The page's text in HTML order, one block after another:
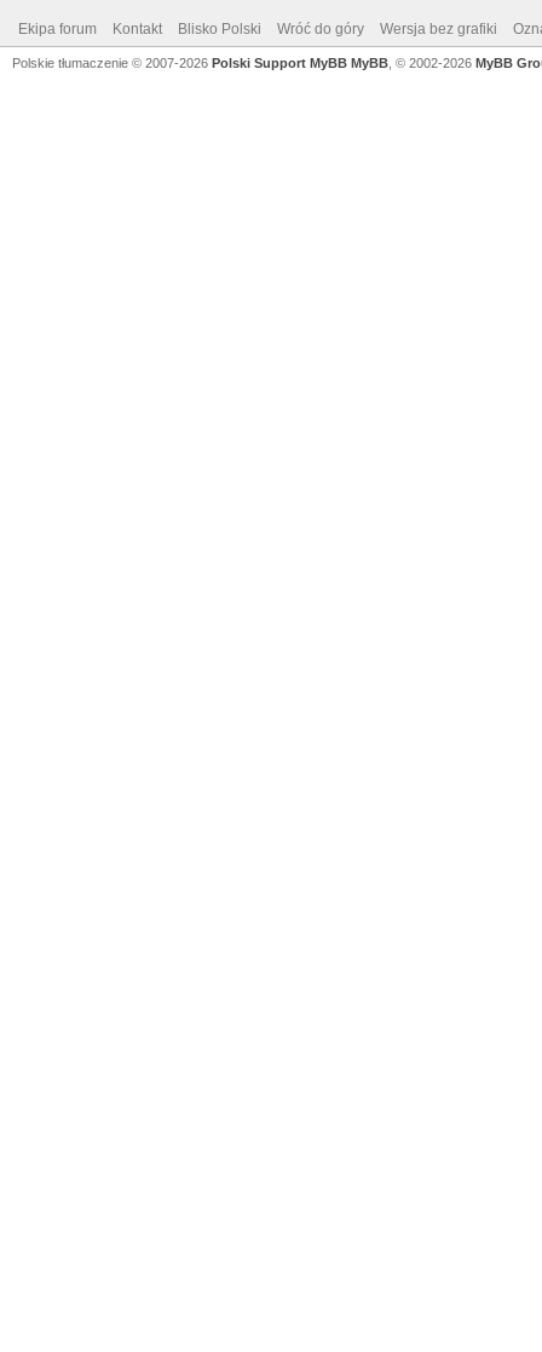
Ekipa forum Kontakt Blisko Polski Wróć do góry Wersja bez grafiki
Polskie tłumaczenie © 2007-2026 Polski Support MyBB MyBB , © 2002-2026 MyBB